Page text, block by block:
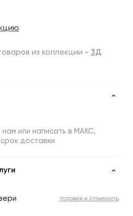
из коллекции - 3Д
или написать в МАКС,
доставки
Условия и стоимость